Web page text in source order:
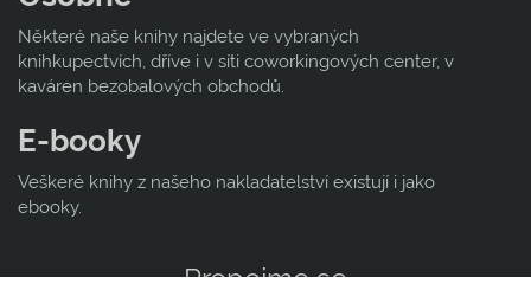
Některé naše knihy najdete ve vybraných
knihkupectvích, dříve i v síti coworkingových center, v
kaváren bezobalových obchodů.
E-booky
Veškeré knihy z našeho nakladatelství existují i jako
ebooky.
Propojme se